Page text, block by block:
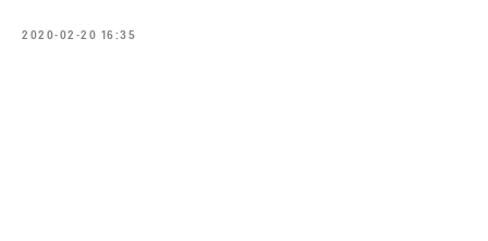
2020-02-20 16:35